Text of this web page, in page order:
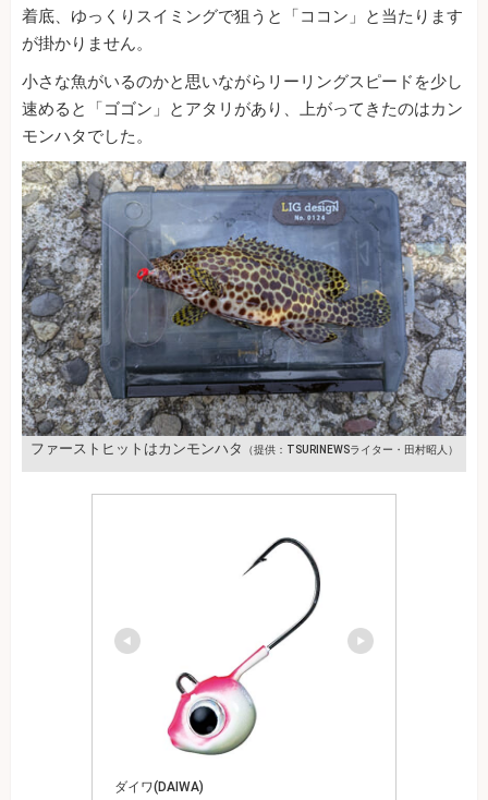
着底、ゆっくりスイミングで狙うと「ココン」と当たります
が掛かりません。
小さな魚がいるのかと思いながらリーリングスピードを少し
速めると「ゴゴン」とアタリがあり、上がってきたのはカン
モンハタでした。
ファーストヒットはカンモンハタ （提供：TSURINEWSライター・田村昭人）
ダイワ(DAIWA)